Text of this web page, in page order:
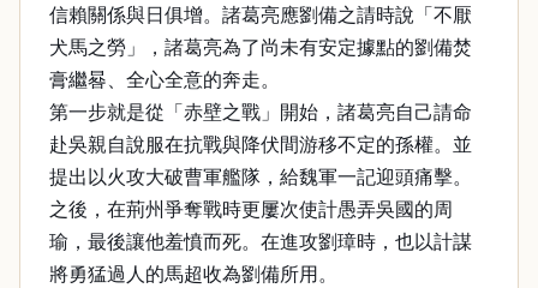
信賴關係與日俱增。諸葛亮應劉備之請時說「不厭
犬馬之勞」，諸葛亮為了尚未有安定據點的劉備焚
膏繼晷、全心全意的奔走。
第一步就是從「赤壁之戰」開始，諸葛亮自己請命
赴吳親自說服在抗戰與降伏間游移不定的孫權。並
提出以火攻大破曹軍艦隊，給魏軍一記迎頭痛擊。
之後，在荊州爭奪戰時更屢次使計愚弄吳國的周
瑜，最後讓他羞憤而死。在進攻劉璋時，也以計謀
將勇猛過人的馬超收為劉備所用。